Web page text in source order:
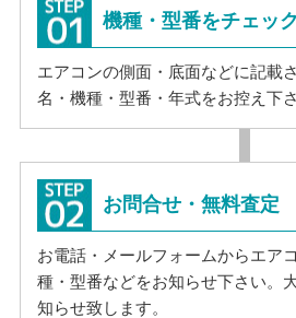
機種・型番をチェック
エアコンの側面・底面などに記載
名・機種・型番・年式をお控え下さ
お問合せ・無料査定
お電話・メールフォームからエア
種・型番などをお知らせ下さい。
知らせ致します。